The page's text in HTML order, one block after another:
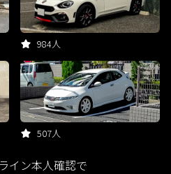
984人
507人
イン本人確認で